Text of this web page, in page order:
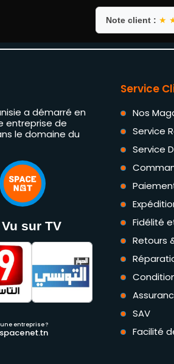
Note client : ★
a démarré en
entreprise de
le domaine du
Vu sur TV
entreprise ?
Service
Nos
Service
Service
Fidélité
Retours
SAV
Facilité